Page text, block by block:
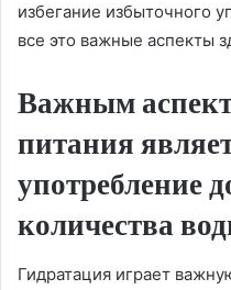
избегание избыточного
все это важные аспекты
Важным
питания
употребление
количества
Гидратация играет